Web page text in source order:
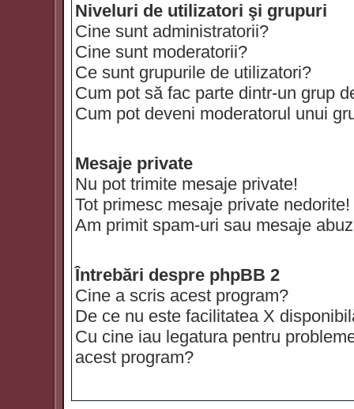
Niveluri de utilizatori şi grupuri
Cine sunt administratorii?
Cine sunt moderatorii?
Ce sunt grupurile de utilizatori?
Cum pot să fac parte dintr-un grup
Cum pot deveni moderatorul unui
Mesaje private
Nu pot trimite mesaje private!
Tot primesc mesaje private nedorite!
Am primit spam-uri sau mesaje
Întrebări despre phpBB 2
Cine a scris acest program?
De ce nu este facilitatea X
Cu cine iau legatura pentru
acest program?